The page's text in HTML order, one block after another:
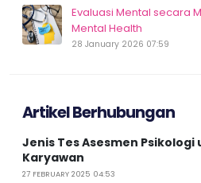
Evaluasi Mental secara
Mental Health
28 January 2026 07:59
Artikel Berhubungan
Jenis Tes Asesmen
Karyawan
27 FEBRUARY 2025 04:53